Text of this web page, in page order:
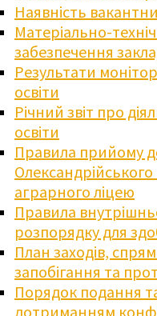
Наявність
Матеріально-
забезпечення
Результати
освіти
Річний звіт про
освіти
Правила прийому
аграрного ліцею
Правила
розпорядку для
План заходів,
запобігання та
Порядок подання
дотриманням